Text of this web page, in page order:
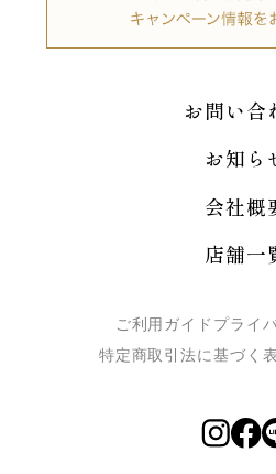
お問い合
お知ら
会社概
店舗一
ご利用ガイド プライ
特定商取引法に基づく